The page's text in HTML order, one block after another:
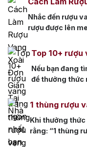
Rượu
Rượu
Blended
Single
Whiskey
có?4
hãng4.1
vẹn4.2
Nhắc đến rượu
rượu được lên
nhiều loại trái
nghe rượu
xoài […]
Top 10+ rượu
nên bỏ qua
Nếu bạn đang
để thưởng thức
Nhập khám
trắng nổi bật,
lựa chọn được
1 thùng rượu
thùng 6 chai
Khi thưởng
rằng: “1 thùng